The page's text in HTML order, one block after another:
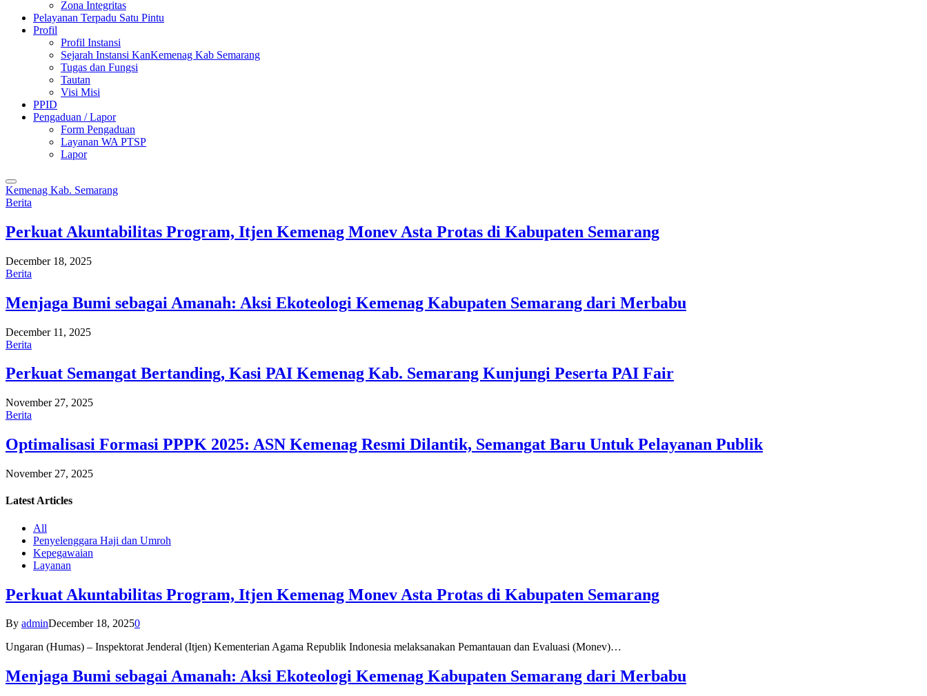
Zona Integritas
Pelayanan Terpadu Satu Pintu
Profil
Profil Instansi
Sejarah Instansi KanKemenag Kab Semarang
Tugas dan Fungsi
Tautan
Visi Misi
PPID
Pengaduan / Lapor
Form Pengaduan
Layanan WA PTSP
Lapor
Kemenag Kab. Semarang
Berita
Perkuat Akuntabilitas Program, Itjen Kemenag Monev Asta Protas di Kabupaten Semarang
December 18, 2025
Berita
Menjaga Bumi sebagai Amanah: Aksi Ekoteologi Kemenag Kabupaten Semarang dari Merbabu
December 11, 2025
Berita
Perkuat Semangat Bertanding, Kasi PAI Kemenag Kab. Semarang Kunjungi Peserta PAI Fair
November 27, 2025
Berita
Optimalisasi Formasi PPPK 2025: ASN Kemenag Resmi Dilantik, Semangat Baru Untuk Pelayanan Publik
November 27, 2025
Latest Articles
All
Penyelenggara Haji dan Umroh
Kepegawaian
Layanan
Perkuat Akuntabilitas Program, Itjen Kemenag Monev Asta Protas di Kabupaten Semarang
By adminDecember 18, 20250
Ungaran (Humas) – Inspektorat Jenderal (Itjen) Kementerian Agama Republik Indonesia melaksanakan Pemantauan dan Evaluasi (Monev)…
Menjaga Bumi sebagai Amanah: Aksi Ekoteologi Kemenag Kabupaten Semarang dari Merbabu